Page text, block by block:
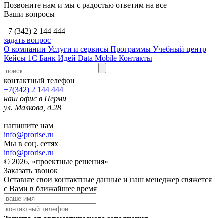
Позвоните нам и мы с радостью ответим на все
Ваши вопросы
+7 (342) 2 144 444
задать вопрос
О компании Услуги и сервисы Программы Учебный центр
Кейсы 1С Банк Идей Data Mobile Контакты
контактный телефон
+7(342) 2 144 444
наш офис в Перми
ул. Малкова, д.28
напишите нам
info@prorise.ru
Мы в соц. сетях
info@prorise.ru
© 2026, «проектные решения»
Заказать звонок
Оставьте свои контактные данные и наш менеджер свяжется
с Вами в ближайшее время